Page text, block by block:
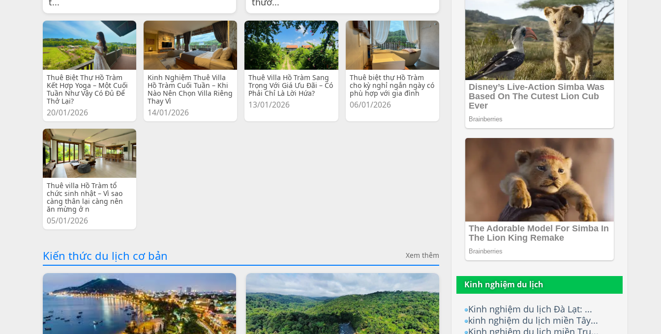
Kinh nghiệm du lịch
Kinh nghiệm du lịch Đà Lạt: ...
kinh nghiệm du lịch miền Tây...
Kinh nghiệm du lịch miền Tru...
Thuê Biệt Thự Hồ Tràm
Kết Hợp Yoga – Một Cuối
Tuần Như Vậy Có Đủ Để
Thở Lại?
20/01/2026
Kinh Nghiệm Thuê Villa
Hồ Tràm Cuối Tuần – Khi
Nào Nên Chọn Villa Riêng
Thay Vì
14/01/2026
Thuê Villa Hồ Tràm Sang
Trọng Với Giá Ưu Đãi – Có
Phải Chỉ Là Lời Hứa?
13/01/2026
Thuê biệt thự Hồ Tràm
cho kỳ nghỉ ngắn ngày có
phù hợp với gia đình
06/01/2026
Thuê villa Hồ Tràm tổ
chức sinh nhật – Vì sao
càng thân lại càng nên
ăn mừng ở n
05/01/2026
Kiến thức du lịch cơ bản Xem thêm